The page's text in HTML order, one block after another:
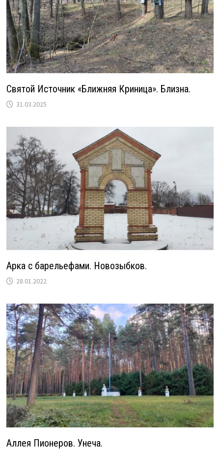
Святой Источник «Ближняя Криница». Близна.
31.03.2025
Арка с барельефами. Новозыбков.
28.01.2022
Аллея Пионеров. Унеча.